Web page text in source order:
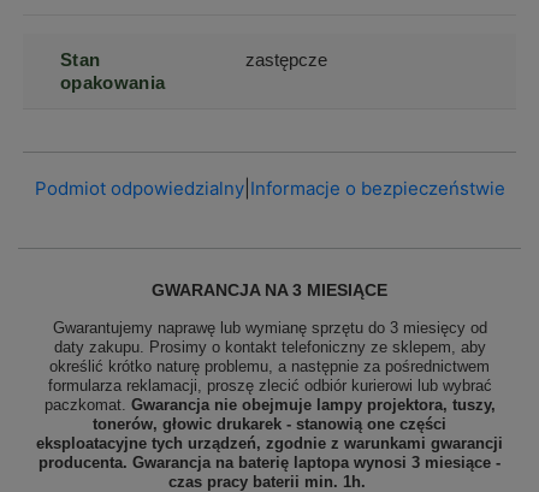
Stan
opakowania
zastępcze
Podmiot odpowiedzialny| Informacje o bezpieczeństwie
GWARANCJA NA 3 MIESIĄCE
Gwarantujemy naprawę lub wymianę sprzętu do 3 miesięcy od
daty zakupu. Prosimy o kontakt telefoniczny ze sklepem, aby
określić krótko naturę problemu, a następnie za pośrednictwem
formularza reklamacji, proszę zlecić odbiór kurierowi lub wybrać
paczkomat. Gwarancja nie obejmuje lampy projektora, tuszy,
tonerów, głowic drukarek - stanowią one części
eksploatacyjne tych urządzeń, zgodnie z warunkami gwarancji
producenta. Gwarancja na baterię laptopa wynosi 3 miesiące -
czas pracy baterii min. 1h.